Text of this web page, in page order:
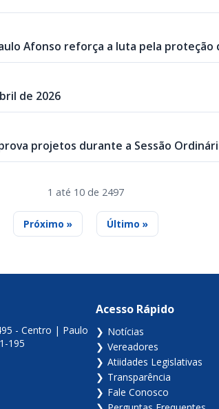
Afonso reforça a luta pela
de 2026
projetos durante a Sessão
1 até 10 de 2497
Próximo » Último »
- Centro | Paulo
195
Acesso Rápido
Notícias
Vereadores
Atiidades Legislativas
Transparência
Fale Conosco